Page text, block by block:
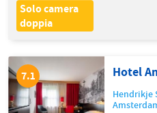
Solo camera
doppia
7.1 Hotel
Hendrikje